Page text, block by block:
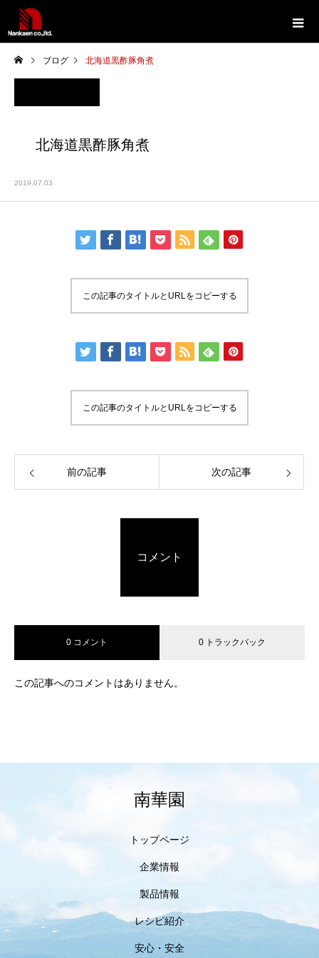
ブログ 北海道黒酢豚角煮
北海道黒酢豚角煮
2019.07.03
この記事のタイトルとURLをコピーする
この記事のタイトルとURLをコピーする
前の記事 次の記事
コメント
0 コメント 0 トラックバック
この記事へのコメントはありません。
南華園
トップページ
企業情報
製品情報
レシピ紹介
安心・安全